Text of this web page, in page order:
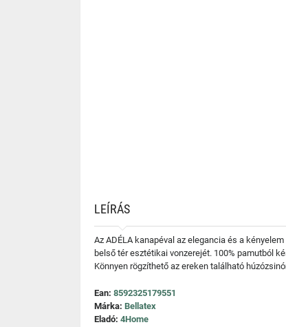
LEÍRÁS
Az ADÉLA kanapéval az elegancia és a
belső tér esztétikai vonzerejét. 100% pamutból
Könnyen rögzíthető az ereken található
Ean: 8592325179551
Márka: Bellatex
Eladó: 4Home